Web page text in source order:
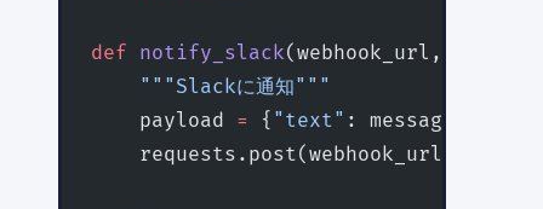
def notify_slack(webhook_url,
    """Slackに通知"""
    payload
= { "text" : message}
    requests.post(webhook_url,